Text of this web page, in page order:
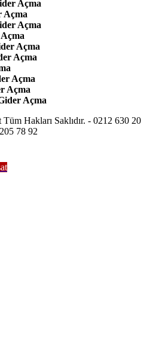
Açma
Açma
Açma
Açma
Açma
Açma
Açma
Açma
Hakları Saklıdır. - 0212 630 20
78 92